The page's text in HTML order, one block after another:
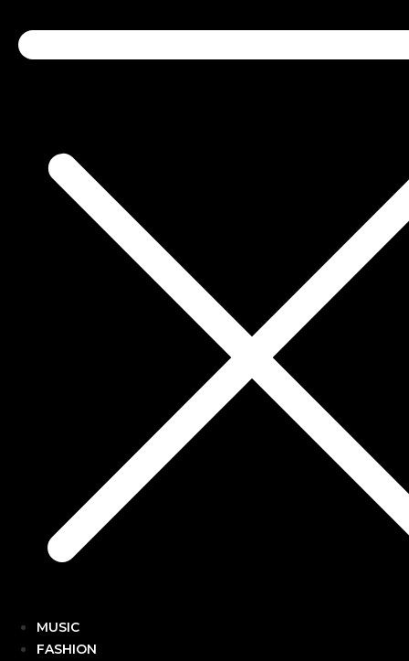
MUSIC
FASHION